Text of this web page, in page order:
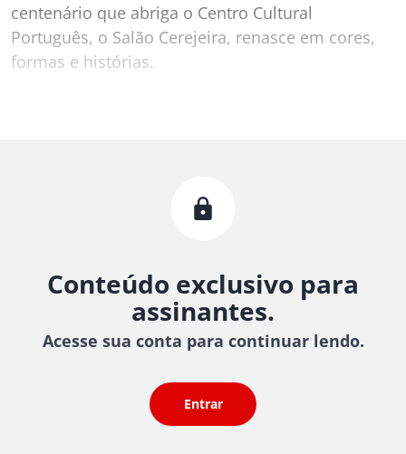
centenário que abriga o Centro Cultural
Português, o Salão Cerejeira, renasce em cores,
formas e histórias.
Conteúdo exclusivo para
assinantes.
Acesse sua conta para continuar lendo.
Entrar